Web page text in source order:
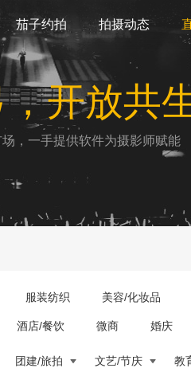
茄子约拍 拍摄动态
开放共
，一手提供软件为摄影师赋能
服装纺织 美容/化妆品
酒店/餐饮 微商 婚庆
团建/旅拍 文艺/节庆 教